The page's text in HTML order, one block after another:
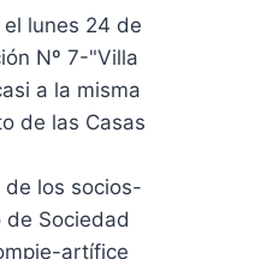
lunes 24 de
Nº 7-"Villa
a la misma
de las Casas
de los socios-
de Sociedad
artífice